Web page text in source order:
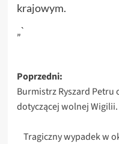
krajowym.
„`
Zobacz
wpisy
Poprzedni:
Burmistrz Ryszard Petru
dotyczącej wolnej Wigilii.
Tragiczny wypadek w